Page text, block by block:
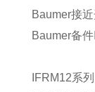
Baumer接
Baumer备
IFRM12系